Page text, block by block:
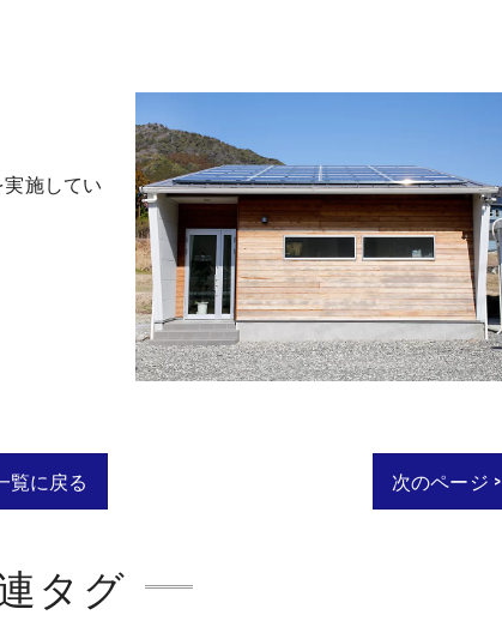
施してい
覧に戻る 次のページ >
タグ